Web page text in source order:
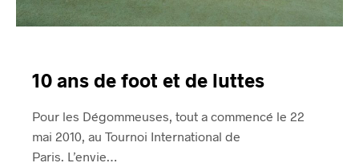
10 ans de foot et de luttes
Pour les Dégommeuses, tout a commencé le 22
mai 2010, au Tournoi International de
Paris. L’envie…